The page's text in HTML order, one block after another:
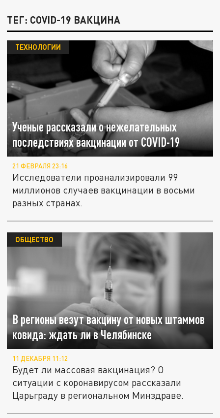
ТЕГ: COVID-19 ВАКЦИНА
Ученые рассказали о нежелательных
последствиях вакцинации от COVID-19
ТЕХНОЛОГИИ
21 ФЕВРАЛЯ 23:16
Исследователи проанализировали 99
миллионов случаев вакцинации в восьми
разных странах.
В регионы везут вакцину от новых штаммов
ковида: ждать ли в Челябинске
ОБЩЕСТВО
11 ДЕКАБРЯ 11:12
Будет ли массовая вакцинация? О
ситуации с коронавирусом рассказали
Царьграду в региональном Минздраве.